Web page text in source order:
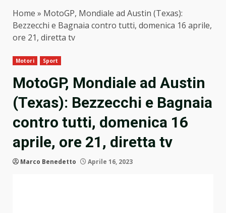
Home » MotoGP, Mondiale ad Austin (Texas):
Bezzecchi e Bagnaia contro tutti, domenica 16 aprile,
ore 21, diretta tv
Motori Sport
MotoGP, Mondiale ad Austin
(Texas): Bezzecchi e Bagnaia
contro tutti, domenica 16
aprile, ore 21, diretta tv
Marco Benedetto Aprile 16, 2023